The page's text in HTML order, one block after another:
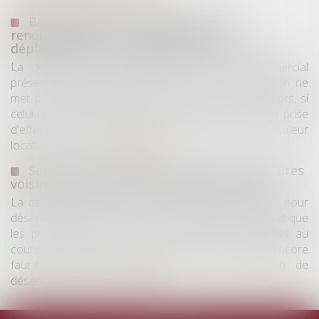
renouvellement n'empêche pas le
déplafonnement du loyer après douze ans
La demande de renouvellement d'un bail commercial
présentée pendant la période de tacite prolongation ne
met pas fin immédiatement au bail en cours. Dès lors, si
celui-ci dépasse une durée de douze ans avant la prise
d'effet du bail renouvelé, le loyer peut être fixé à la valeur
locative et ne bé...
Servitude de passage : tous les propriétaires
voisins n'ont pas à être appelés en justice
La demande tendant à fixer l'assiette d'un passage pour
désenclaver un fonds n'est pas irrecevable du seul fait que
les propriétaires de toutes les parcelles envisagées au
cours de l'expertise n'ont pas été mis en cause. Encore
faut-il qu'il existe réellement une autre solution de
désenclavement...